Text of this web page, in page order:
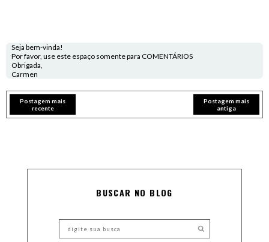
Seja bem-vinda!
Por favor, use este espaço somente para COMENTÁRIOS
Obrigada,
Carmen
Postagem mais
recente
Postagem mais
antiga
BUSCAR NO BLOG